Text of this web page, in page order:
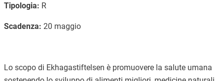
Tipologia: R
Scadenza: 20 maggio
Lo scopo di Ekhagastiftelsen è promuovere la salute umana